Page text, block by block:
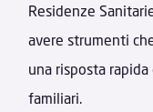
Residenze
avere strumenti
una risposta
familiari.